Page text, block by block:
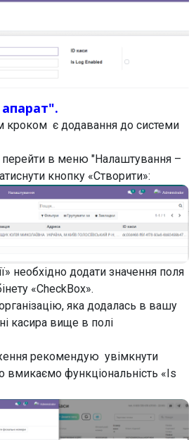
кроком є додавання до системи
перейти в меню "Налаштування –
кнопку «Створити»:
необхідно додати значення поля
«CheckBox».
яка додалась в вашу
касира вище в полі
рекомендую увімкнути
вмикаємо функціональність «Is